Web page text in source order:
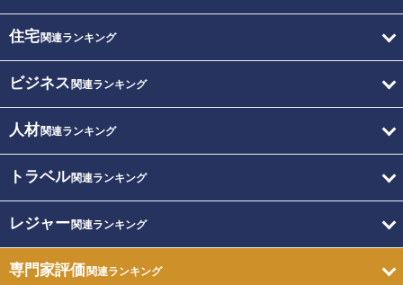
住宅関連ランキング
ビジネス 関連ランキング
人材関連ランキング
トラベル関連ランキング
レジャー関連ランキング
専門家評価関連ランキング